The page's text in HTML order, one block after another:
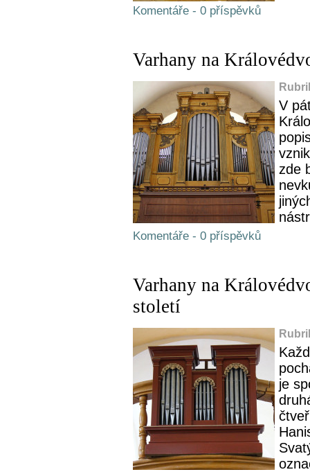
Komentáře - 0 příspěvků
Varhany na
V
zde
Komentáře - 0 příspěvků
Varhany na
století
je